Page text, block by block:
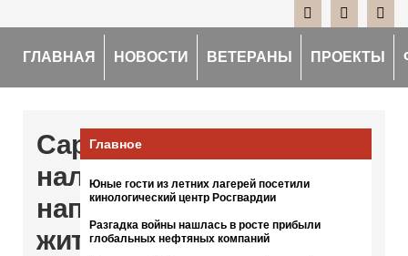
ГЛАВНАЯ НОВОСТИ ВЕТЕРАНЫ ПРОЕКТЫ
Саратовские
налоговики
напомнили
жителям
Главное
Юные гости из летних лагерей посетили
кинологический центр Росгвардии
Разгадка войны нашлась в росте прибыли
глобальных нефтяных компаний